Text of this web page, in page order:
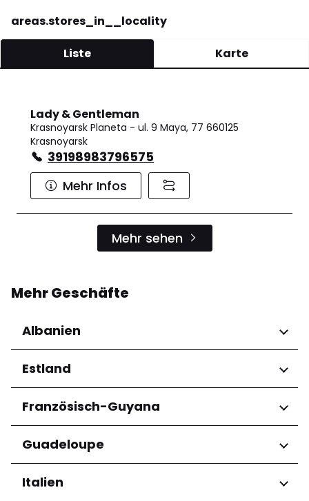
areas.stores_in__locality
Liste Karte
Lady & Gentleman
Krasnoyarsk Planeta - ul. 9 Maya, 77 660125
Krasnoyarsk
39198983796575
Mehr Infos
Mehr sehen
Mehr Geschäfte
Albanien
Regionen
Qarku i Tiranës
Estland
Regionen
Harju maakond
Tartu maakond
Französisch-Guyana
Regionen
Arrondissement de Cayenne
Guadeloupe
Regionen
Italien